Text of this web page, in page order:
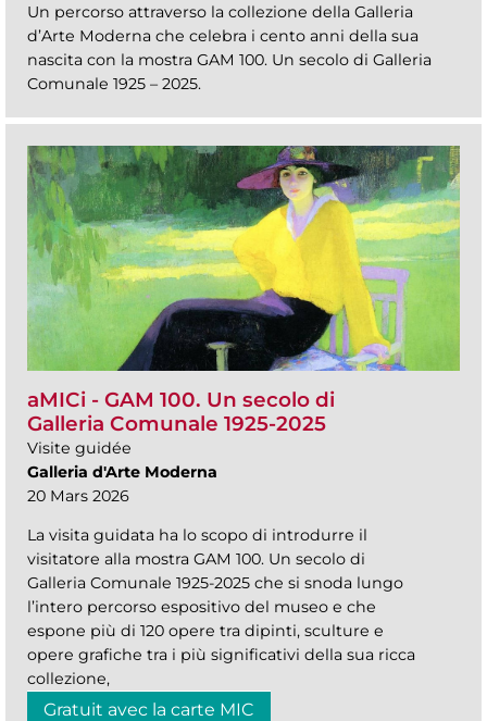
Un percorso attraverso la collezione della Galleria
d’Arte Moderna che celebra i cento anni della sua
nascita con la mostra GAM 100. Un secolo di Galleria
Comunale 1925 – 2025.
aMICi - GAM 100. Un secolo di
Galleria Comunale 1925-2025
Visite guidée
Galleria d'Arte Moderna
20 Mars 2026
La visita guidata ha lo scopo di introdurre il
visitatore alla mostra GAM 100. Un secolo di
Galleria Comunale 1925-2025 che si snoda lungo
l’intero percorso espositivo del museo e che
espone più di 120 opere tra dipinti, sculture e
opere grafiche tra i più significativi della sua ricca
collezione,
Gratuit avec la carte MIC